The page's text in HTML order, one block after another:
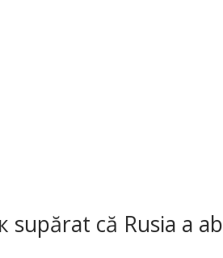
supărat că Rusia a